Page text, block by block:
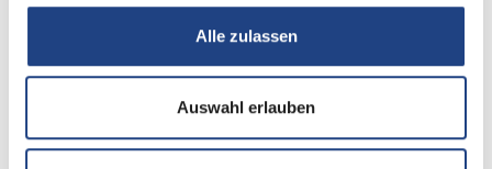
Alle zulassen
Auswahl erlauben